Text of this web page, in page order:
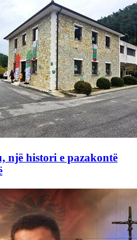
një histori e pazakontë